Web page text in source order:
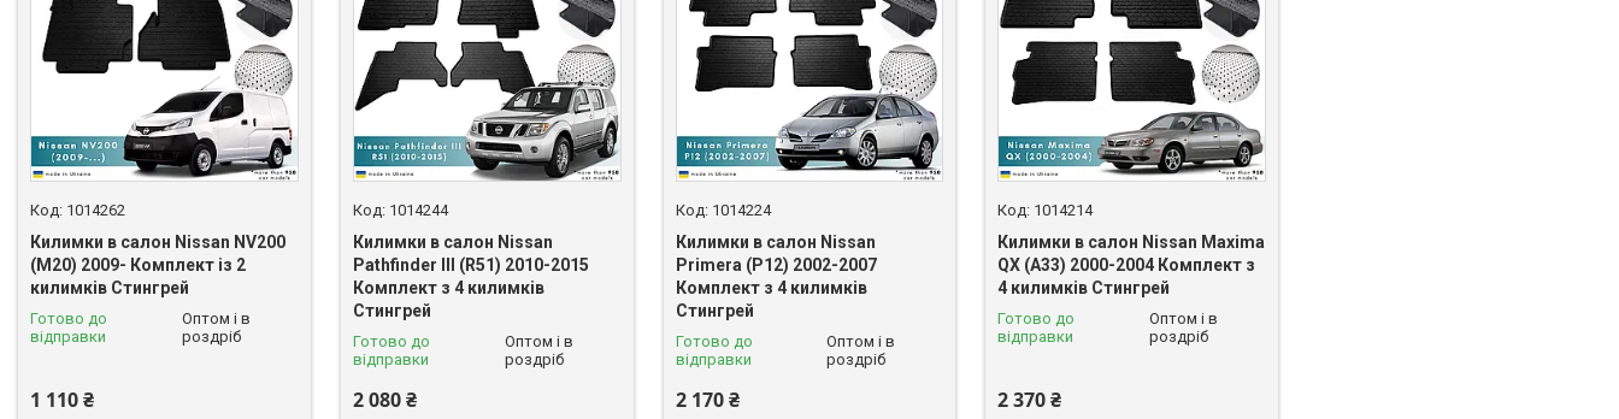
1014262
Килимки в салон Nissan NV200
(M20) 2009- Комплект із 2
килимків Стингрей
Готово до
відправки
Оптом і в
роздріб
1 110 ₴
1014244
Килимки в салон Nissan
Pathfinder III (R51) 2010-2015
Комплект з 4 килимків
Стингрей
Готово до
відправки
Оптом і в
роздріб
2 080 ₴
1014224
Килимки в салон Nissan
Primera (P12) 2002-2007
Комплект з 4 килимків
Стингрей
Готово до
відправки
Оптом і в
роздріб
2 170 ₴
1014214
Килимки в салон Nissan Maxima
QX (A33) 2000-2004 Комплект з
4 килимків Стингрей
Готово до
відправки
Оптом і в
роздріб
2 370 ₴